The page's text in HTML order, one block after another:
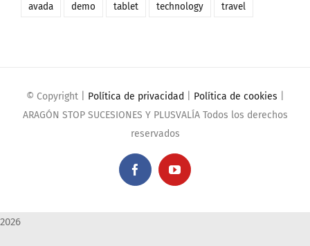
avada demo tablet technology travel
© Copyright Política de privacidad Política de cookies
ARAGÓN STOP SUCESIONES Y PLUSVALÍA Todos los derechos
reservados
FacebookYouTube
2026